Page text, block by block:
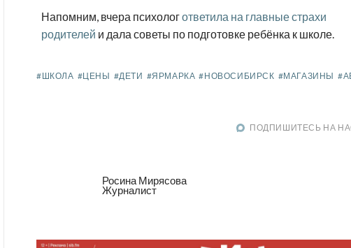
Напомним, вчера психологответила на главные страхи
родителей и дала советы по подготовке ребёнка к школе.
#ШКОЛА #ЦЕНЫ #ДЕТИ #ЯРМАРКА #НОВОСИБИРСК #МАГАЗИНЫ
ПОДПИШИТЕСЬ НА
Росина Мирясова
Журналист